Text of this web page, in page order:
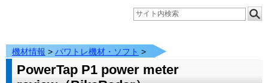
機材情報 > パワトレ機材・ソフト >
PowerTap P1 power meter